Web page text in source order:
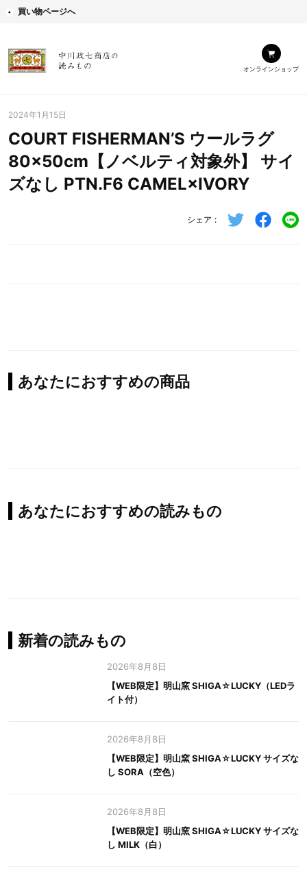
買い物ページへ
オンラインショップ
2024年1月15日
COURT FISHERMAN’S ウールラグ
80×50cm【ノベルティ対象外】 サイ
ズなし PTN.F6 CAMEL×IVORY
シェア
あなたにおすすめの商品
あなたにおすすめの読みもの
新着の読みもの
2026年8月8日
【WEB限定】明山窯 SHIGA☆LUCKY（LEDラ
イト付）
2026年8月8日
【WEB限定】明山窯 SHIGA☆LUCKY サイズな
し SORA（空色）
2026年8月8日
【WEB限定】明山窯 SHIGA☆LUCKY サイズな
し MILK（白）